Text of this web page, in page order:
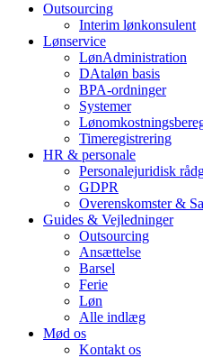
Outsourcing
Interim lønkonsulent
Lønservice
LønAdministration
DAtaløn basis
BPA-ordninger
Systemer
Timeregistrering
HR & personale
Personalejuridisk
GDPR
Overenskomster &
Guides & Vejledninger
Outsourcing
Ansættelse
Barsel
Ferie
Løn
Alle indlæg
Mød os
Kontakt os